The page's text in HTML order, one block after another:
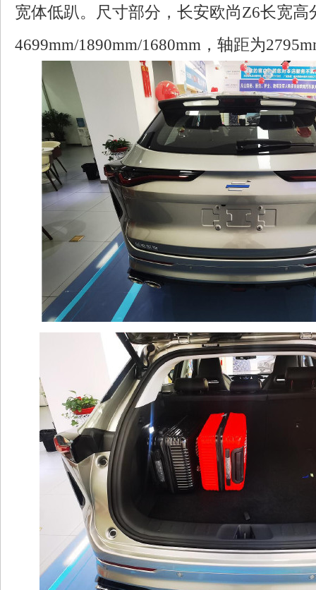
宽体低趴。尺寸部分，长安欧尚Z6长宽高
4699mm/1890mm/1680mm，轴距为